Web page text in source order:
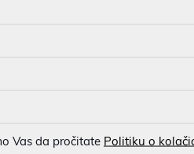
za eventualne pogreške nastale u
prirode te ne moraju u potpunosti
na
Vas da pročitate Politiku o